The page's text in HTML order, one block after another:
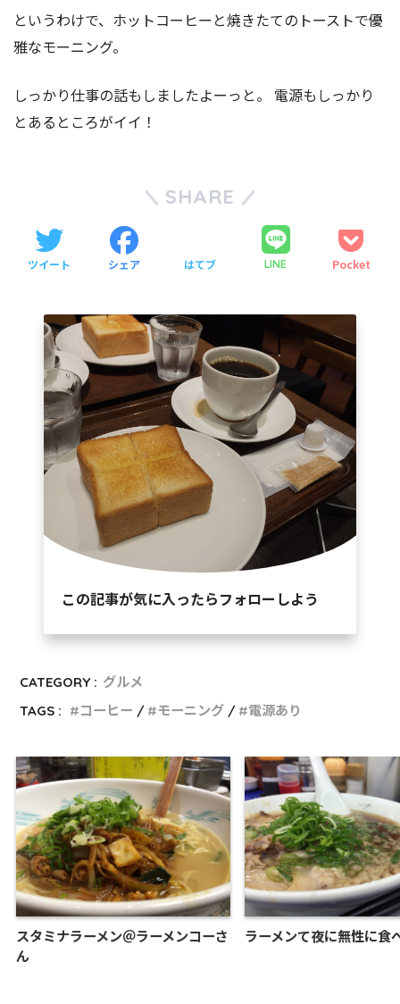
というわけで、ホットコーヒーと焼きたてのトーストで優
雅なモーニング。
しっかり仕事の話もしましたよーっと。 電源もしっかり
とあるところがイイ！
SHARE
ツイート シェア はてブ LINE Pocket
この記事が気に入ったらフォローしよう
CATEGORY : グルメ
TAGS :
コーヒー モーニング 電源あり
スタミナラーメン＠ラーメンコーさ
ん
ラーメンて夜に無性に食